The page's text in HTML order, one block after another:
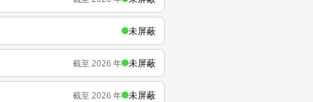
未屏蔽
截至 2026 年 未屏蔽
截至 2026 年 未屏蔽